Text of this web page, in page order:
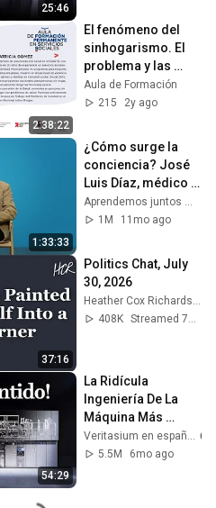
25:46
2:38:22
El fenómeno del
sinhogarismo. El
problema y las
soluciones.
Aula de Formación
215
2y ago
1:33:33
¿Cómo surge la
conciencia? José
Luis Díaz, médico y
neurocientífico
1M
11mo ago
37:16
Politics Chat, July
30, 2026
408K
54:29
La Ridícula
Ingeniería De La
Máquina Más
Importante Del
Mundo
5.5M
6mo ago